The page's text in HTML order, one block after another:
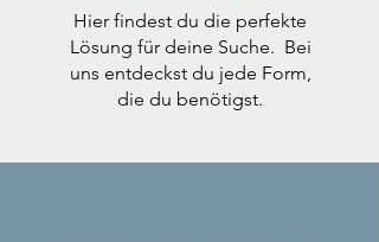
Hier findest du die perfekte
Lösung für deine Suche. Bei
uns entdeckst du jede Form,
die du benötigst.